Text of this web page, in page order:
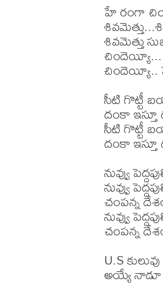
హే రంగా
శివమెత్తు
సీటి గొట్టీ
దంకా ఇస్తూ
సీటి గొట్టీ
దంకా ఇస్తూ
నువ్వు
నువ్వు
చంపన్న
నువ్వు
చంపన్న
U.S
అయ్యే నాడూ